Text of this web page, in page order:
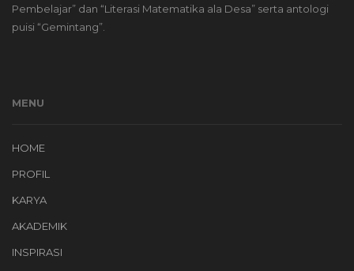
Pembelajar” dan “Literasi Matematika ala Desa” serta antologi
puisi “Gemintang”.
MENU
HOME
PROFIL
KARYA
AKADEMIK
INSPIRASI